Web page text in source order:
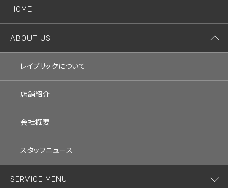
HOME
ABOUT US
レイブリックについて
店舗紹介
会社概要
スタッフニュース
SERVICE MENU